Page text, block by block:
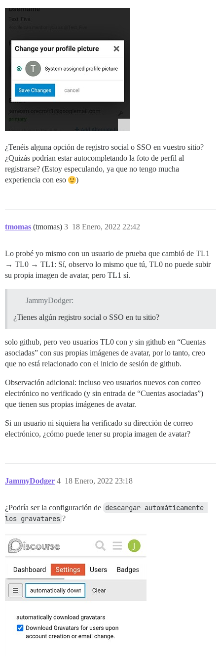
¿Tenéis alguna opción de registro social o SSO en vuestro sitio?
¿Quizás podrían estar autocompletando la foto de perfil al
registrarse? (Estoy especulando, ya que no tengo mucha
experiencia con eso
)
tmomas (tmomas) 18 Enero, 2022 22:42
3
Lo probé yo mismo con un usuario de prueba que cambió de TL1
→ TL0 → TL1: Sí, observo lo mismo que tú, TL0 no puede subir
su propia imagen de avatar, pero TL1 sí.
JammyDodger:
¿Tienes algún registro social o SSO en tu sitio?
solo github, pero veo usuarios TL0 con y sin github en “Cuentas
asociadas” con sus propias imágenes de avatar, por lo tanto, creo
que no está relacionado con el inicio de sesión de github.
Observación adicional: incluso veo usuarios nuevos con correo
electrónico no verificado (y sin entrada de “Cuentas asociadas”)
que tienen sus propias imágenes de avatar.
Si un usuario ni siquiera ha verificado su dirección de correo
electrónico, ¿cómo puede tener su propia imagen de avatar?
JammyDodger 18 Enero, 2022 23:18
4
¿Podría ser la configuración de descargar automáticamente
los gravatares ?